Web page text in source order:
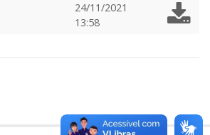
24/11/2021
13:58